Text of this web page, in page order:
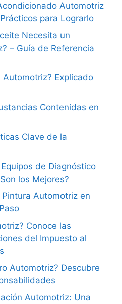
Automotriz
para Lograrlo
Necesita un
– Guía de Referencia
Automotriz? Explicado
Contenidas en
Clave de la
de Diagnóstico
los Mejores?
Automotriz en
Conoce las
del Impuesto al
Automotriz? Descubre
Automotriz: Una